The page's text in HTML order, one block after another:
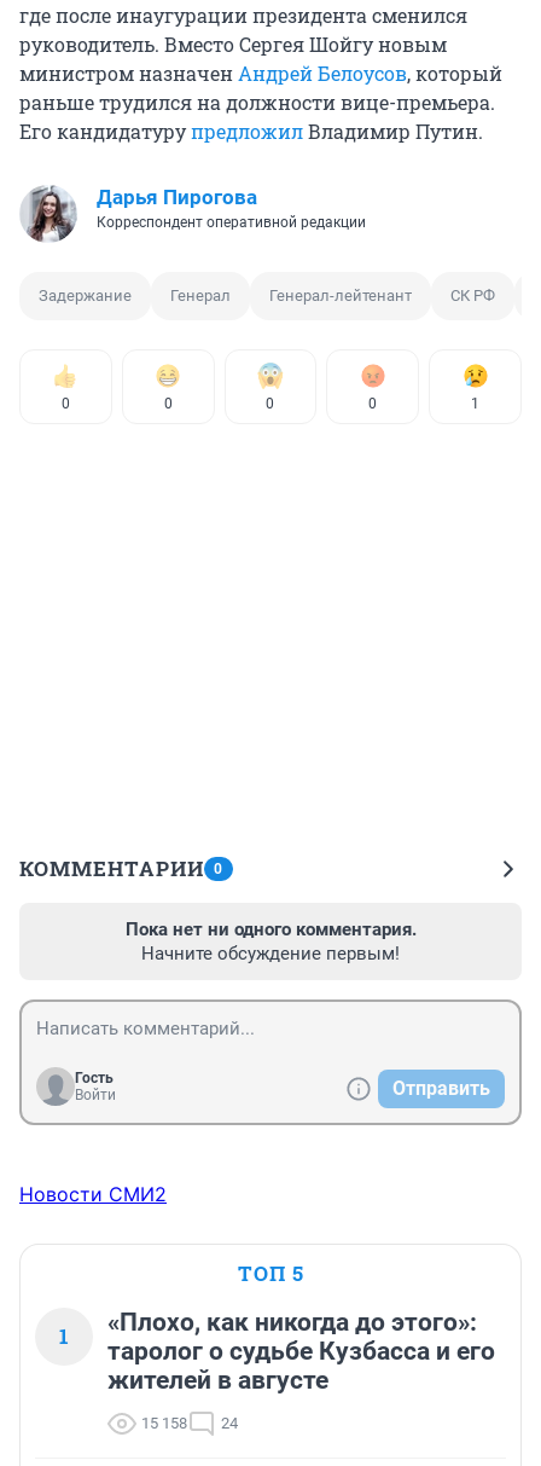
где после инаугурации президента сменился
руководитель. Вместо Сергея Шойгу новым
министром назначен Андрей Белоусов, который
раньше трудился на должности вице-премьера.
Его кандидатурупредложилВладимир Путин.
Дарья Пирогова
Корреспондент оперативной редакции
Задержание Генерал Генерал-лейтенант СК РФ
0 0 0 0 1
КОММЕНТАРИИ 0
Пока нет ни одного комментария.
Начните обсуждение первым!
Гость
Войти
Отправить
Новости СМИ2
ТОП 5
1
«Плохо, как никогда до этого»:
таролог о судьбе Кузбасса и его
жителей в августе
15 158 24